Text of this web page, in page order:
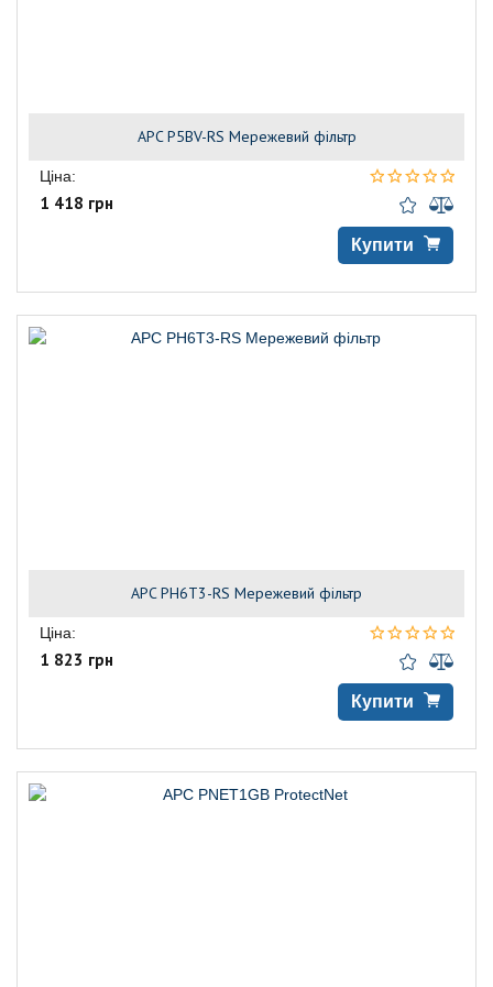
APC P5BV-RS Мережевий фільтр
Ціна:
1 418 грн
Купити
APC PH6T3-RS Мережевий фільтр
Ціна:
1 823 грн
Купити